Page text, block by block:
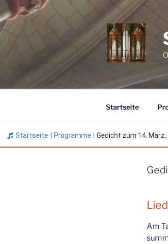
Zum
Inhalt
springen
Startseite
Startseite Programme Gedicht zum 14. März...
Am